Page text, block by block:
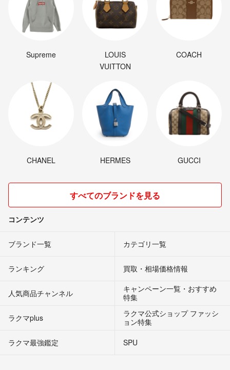
Supreme
LOUIS
VUITTON
COACH
CHANEL HERMES GUCCI
すべてのブランドを見る
コンテンツ
ブランド一覧 カテゴリ一覧
ランキング 買取・相場価格情報
人気商品チャンネル
キャンペーン一覧・おすすめ
特集
ラクマplus
ラクマ公式ショップ ファッシ
ョン特集
ラクマ最強鑑定
SPU